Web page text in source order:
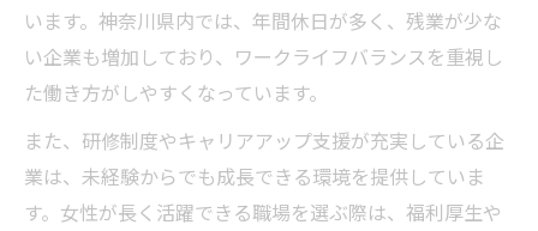
います。神奈川県内では、年間休日が多く、残業が少な
い企業も増加しており、ワークライフバランスを重視し
た働き方がしやすくなっています。
また、研修制度やキャリアアップ支援が充実している企
業は、未経験からでも成長できる環境を提供していま
す。女性が長く活躍できる職場を選ぶ際は、福利厚生や